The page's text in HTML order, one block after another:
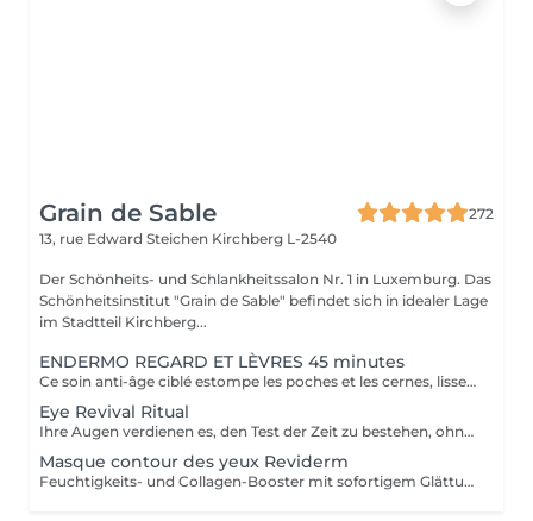
Grain de Sable
272
13, rue Edward Steichen Kirchberg L-2540
Der Schönheits- und Schlankheitssalon Nr. 1 in Luxemburg. Das
Schönheitsinstitut "Grain de Sable" befindet sich in idealer Lage
im Stadtteil Kirchberg...
ENDERMO REGARD ET LÈVRES 45 minutes
Ce soin anti-âge ciblé estompe les poches et les cernes, lisse les rides du contour des yeux et de la bouche, repulpe les lèvres et rehausse les paupières pour ouvrir et défatiguer le regard.
Eye Revival Ritual
Ihre Augen verdienen es, den Test der Zeit zu bestehen, ohne ihre Ausstrahlung zu verlieren, das ist die Mission von CellCollagen Eye Contour. Die subtile Kombination aus ihrer mit Hibiskus-Oligopeptiden angereicherten Kollagenmatrix und dem Zellserum, mit dem sie infundiert ist, wird Ihre Augenkontur vergrößern. Diese leistungsstarke Luxusbehandlung, hochkonzentriert in stabilisierten Zellextrakten (15%), versorgt die besonders empfindliche Haut dieses Bereichs nicht nur mit Feuchtigkeit und revitalisiert sie, sondern polstert auch Falten auf* und reduziert sichtbar Augenringe und Schwellungen. Ihre Augen sind ausgeruht* und unglaublich leuchtend.
Masque contour des yeux Reviderm
Feuchtigkeits- und Collagen-Booster mit sofortigem Glättungseffekt.